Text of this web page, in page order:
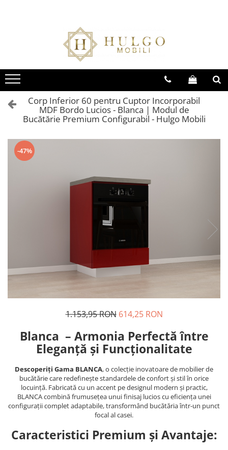
Bucatarie EVORA
Seturi Bucatarie Evora
Corpuri Evora
Bucatarie BLANCA
Seturi Bucatarie Blanca
Corpuri Blanca
Living QUADRO
Colectia QUADRO
Seturi Living QUADRO
Corpuri QUADRO
Seturi Baie Eos
Corpuri Baie Eos
Corp Inferior 60 pentru Cuptor Incorporabil
MDF Bordo Lucios - Blanca | Modul de
Bucătărie Premium Configurabil - Hulgo Mobili
-47%
1.153,95 RON 614,25 RON
Blanca – Armonia Perfectă între
Eleganță și Funcționalitate
Descoperiți Gama BLANCA, o colecție inovatoare de mobilier de
bucătărie care redefinește standardele de confort și stil în orice
locuință. Fabricată cu un accent pe designul modern și practic,
BLANCA combină frumusețea unui finisaj lucios cu eficiența unei
configurații complet adaptabile, transformând bucătăria într-un punct
focal al casei.
Caracteristici Premium și Avantaje: